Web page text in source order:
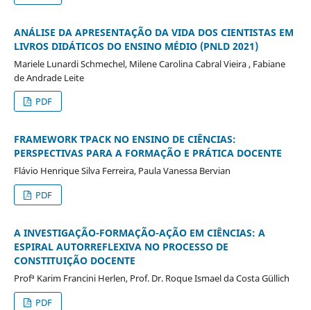
ANÁLISE DA APRESENTAÇÃO DA VIDA DOS CIENTISTAS EM
LIVROS DIDÁTICOS DO ENSINO MÉDIO (PNLD 2021)
Mariele Lunardi Schmechel, Milene Carolina Cabral Vieira , Fabiane
de Andrade Leite
PDF
FRAMEWORK TPACK NO ENSINO DE CIÊNCIAS:
PERSPECTIVAS PARA A FORMAÇÃO E PRÁTICA DOCENTE
Flávio Henrique Silva Ferreira, Paula Vanessa Bervian
PDF
A INVESTIGAÇÃO-FORMAÇÃO-AÇÃO EM CIÊNCIAS: A
ESPIRAL AUTORREFLEXIVA NO PROCESSO DE
CONSTITUIÇÃO DOCENTE
Profª Karim Francini Herlen, Prof. Dr. Roque Ismael da Costa Güllich
PDF